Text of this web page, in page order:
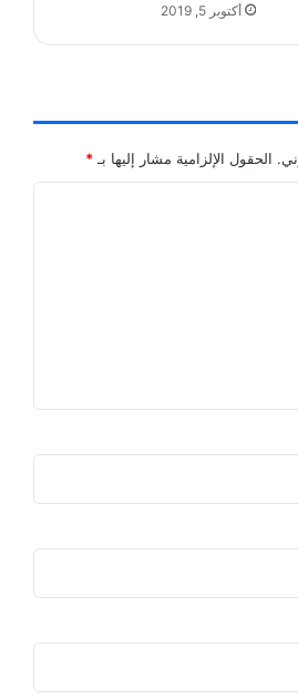
أكتوبر 5, 2019
الحقول الإلزامية مشار إليها بـ*